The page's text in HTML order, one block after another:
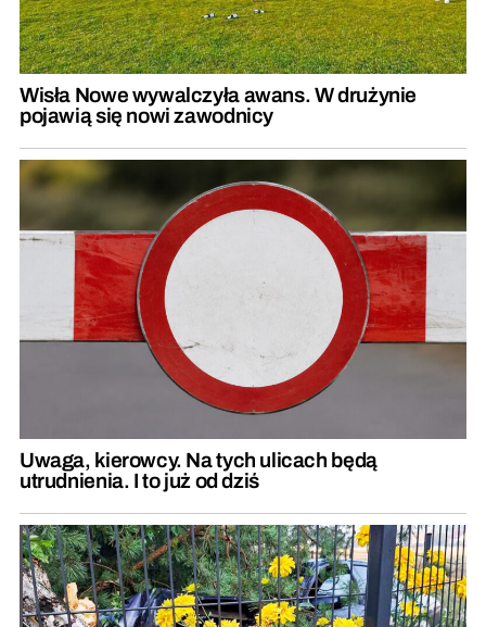
Wisła Nowe wywalczyła awans. W drużynie
pojawią się nowi zawodnicy
Uwaga, kierowcy. Na tych ulicach będą
utrudnienia. I to już od dziś